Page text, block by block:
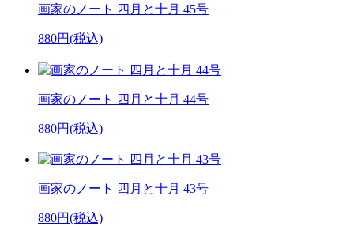
画家のノート 四月と十月 45号
880円(税込)
画家のノート 四月と十月 44号
880円(税込)
画家のノート 四月と十月 43号
880円(税込)